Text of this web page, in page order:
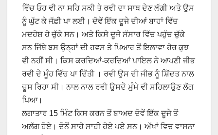
ਵਿੱਚ ਓਹ ਵੀ ਨਾ ਸਹਿ ਸਕੀ ਤੇ ਰਵੀ ਦਾ ਸਾਥ ਦੇਣ ਲੱਗੀ ਅਤੇ ਉਸ
ਨੂੰ ਘੁੱਟ ਕੇ ਜੱਫ਼ੀ ਪਾ ਲਈ। ਦੋਵੇਂ ਇੱਕ ਦੂਜੇ ਦੀਆਂ ਬਾਹਾਂ ਵਿੱਚ
ਮਦਹੋਸ਼ ਹੋ ਚੁੱਕੇ ਸਨ। ਅਤੇ ਕਿਸੇ ਦੂਜੇ ਸੰਸਾਰ ਵਿੱਚ ਪਹੁੰਚ ਚੁੱਕੇ
ਸਨ ਜਿੱਥੇ ਬਸ ਉਨ੍ਹਾਂ ਦੀ ਹਵਸ ਤੇ ਪਿਆਰ ਤੋਂ ਇਲਾਵਾ ਹੋਰ ਕੁਝ
ਵੀ ਨਹੀਂ ਸੀ। ਕਿਸ ਕਰਦਿਆਂ-ਕਰਦਿਆਂ ਪਾਇਲ ਨੇ ਆਪਣੀ ਜੀਭ
ਰਵੀ ਦੇ ਮੂੰਹ ਵਿੱਚ ਪਾ ਦਿੱਤੀ । ਰਵੀ ਉਸ ਦੀ ਜੀਭ ਨੂੰ ਸ਼ਿੱਦਤ ਨਾਲ
ਚੂਸ ਰਿਹਾ ਸੀ। ਨਾਲ ਨਾਲ ਰਵੀ ਉਸਦੇ ਮੁੰਮੇ ਵੀ ਸਹਿਲਾਉਣ ਲੱਗ
ਪਿਆ।
ਲਗਾਤਾਰ 15 ਮਿੰਟ ਕਿਸ ਕਰਨ ਤੋਂ ਬਾਅਦ ਦੋਵੇਂ ਇੱਕ ਦੂਜੇ ਤੋਂ
ਅਲੱਗ ਹੋਏ। ਦੋਨੋਂ ਸਾਹੋ ਸਾਹੀ ਹੋਏ ਪਏ ਸਨ। ਅੱਖਾਂ ਵਿਚ ਵਾਸਨਾ